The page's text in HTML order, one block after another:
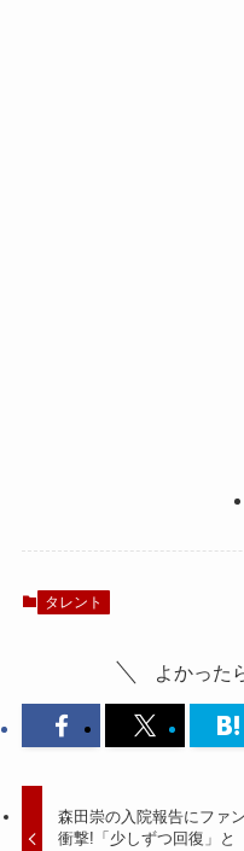
タレント
よかった
森田崇の入院報告にファン
衝撃!「少しずつ回復」と